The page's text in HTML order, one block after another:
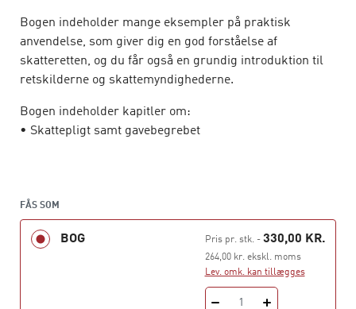
Bogen indeholder mange eksempler på praktisk
anvendelse, som giver dig en god forståelse af
skatteretten, og du får også en grundig introduktion til
retskilderne og skattemyndighederne.
Bogen indeholder kapitler om:
• Skattepligt samt gavebegrebet
• Kursgevinstloven
• Aktiebeskatning for personer
• Indkomstopgørelsen for virksomheder
FÅS SOM
BOG Pris pr. stk.- 330,00 KR.
264,00 kr. ekskl. moms
Lev. omk. kan tillægges
1